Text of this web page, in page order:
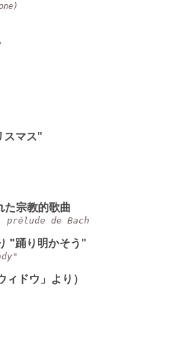
スマス"
た宗教的歌曲
de Bach
"踊り明かそう"
ドウ」より）